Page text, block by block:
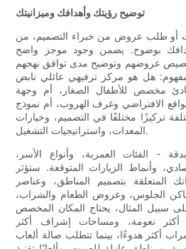
توضيح رؤيتك وأهدافك وميزانيتك
أو طلب عروض من خبراء التصميم، من
بوضوح. يضمن وجود موجز واضح
تخصيص عروضهم وتوضيح مدى توافق نهجهم
هل هو مركز ترفيهي عائلي نابض
مخصص للأطفال الصغار، أم وجهة
الافتراضي وغرف الهروب، أم نموذج
تركيزًا مختلفًا في التصميم، وخيارات
المعدات، واستراتيجيات التشغيل.
- الفئات العمرية، وأنواع الأسر،
وأنماط الزيارات المتوقعة. ستؤثر
المتعلقة بتصميم المناطق، وعناصر
الجلوس، وعروض الطعام والشراب،
سبيل المثال، يحتاج المكان المخصص
أكثر نعومة، ومساحات إشراف أكثر
أكثر هدوءًا، بينما تتطلب صالة ألعاب